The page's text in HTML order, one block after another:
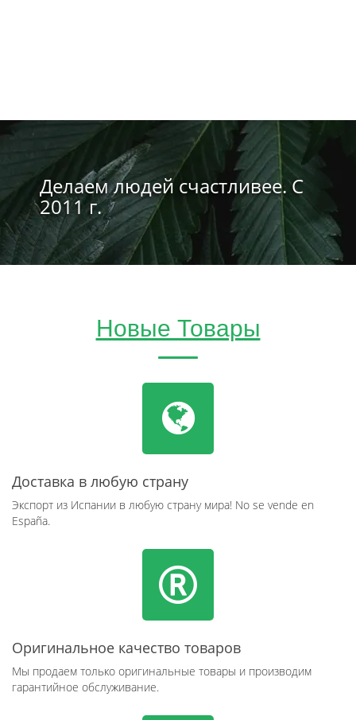
Делаем людей счастливее. С
2011 г.
Новые Товары
Доставка в любую страну
Экспорт из Испании в любую страну мира! No se vende en
España.
Оригинальное качество товаров
Мы продаем только оригинальные товары и производим
гарантийное обслуживание.